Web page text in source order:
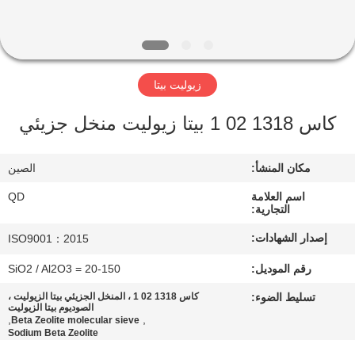
جولة
المعمل
رقابة
اتصل
زيوليت بيتا
كاس 1318 02 1 بيتا زيوليت منخل جزيئي
مكان المنشأ: الصين
اسم العلامة
التجارية:
QD
إصدار الشهادات: ISO9001：2015
رقم الموديل: SiO2 / Al2O3 = 20-150
تسليط الضوء:
كاس 1318 02 1 ، المنخل الجزيئي بيتا الزيوليت ،
الصوديوم بيتا الزيوليت
,
Beta Zeolite molecular sieve
,
Sodium Beta Zeolite